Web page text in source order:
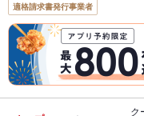
適格請求書発行事業者
ク